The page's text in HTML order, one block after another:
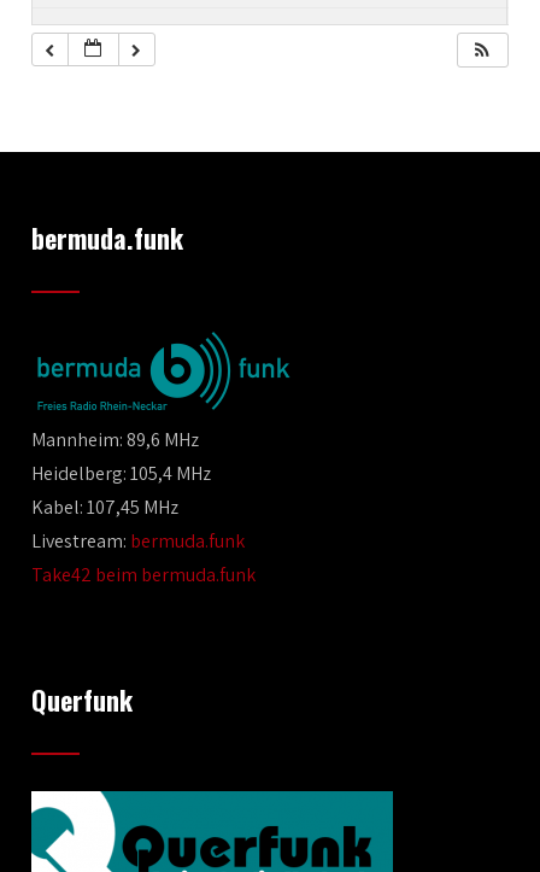
bermuda.funk
Mannheim: 89,6 MHz
Heidelberg: 105,4 MHz
Kabel: 107,45 MHz
Livestream: bermuda.funk
Take42 beim bermuda.funk
Querfunk